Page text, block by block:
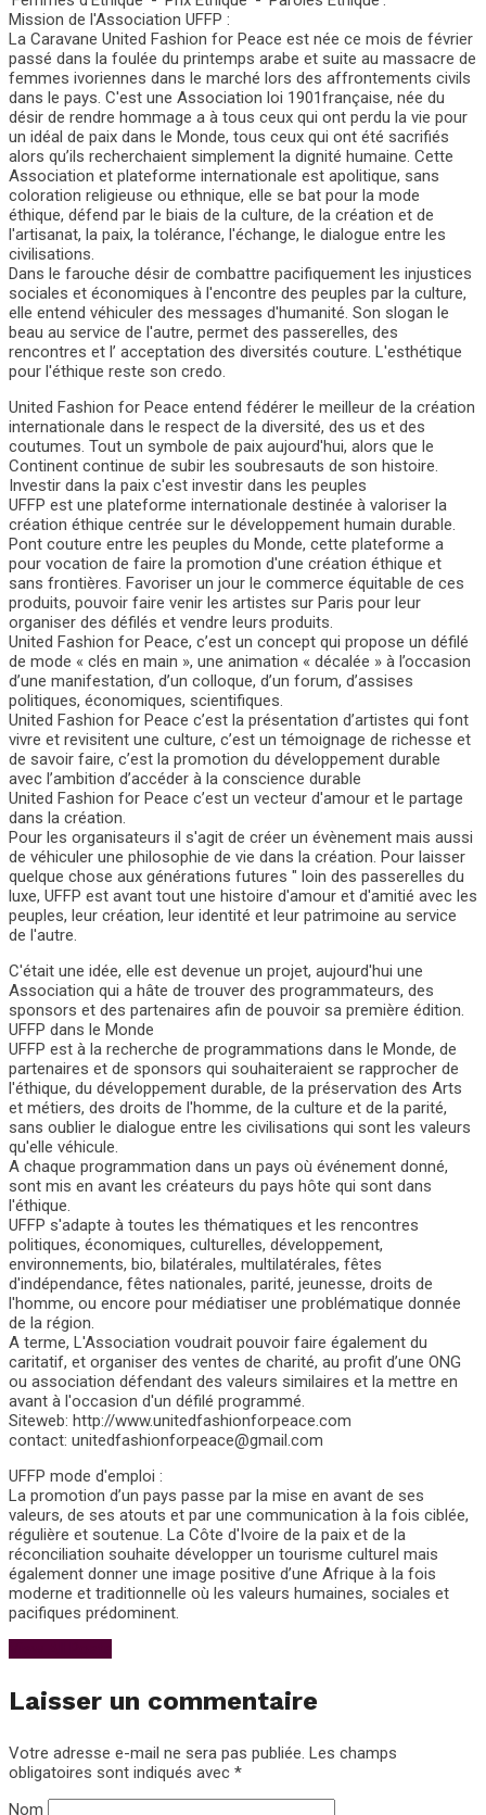
Mission de l'Association UFFP :
La Caravane United Fashion for Peace est née ce mois de février
passé dans la foulée du printemps arabe et suite au massacre de
femmes ivoriennes dans le marché lors des affrontements civils
dans le pays. C'est une Association loi 1901française, née du
désir de rendre hommage a à tous ceux qui ont perdu la vie pour
un idéal de paix dans le Monde, tous ceux qui ont été sacrifiés
alors qu’ils recherchaient simplement la dignité humaine. Cette
Association et plateforme internationale est apolitique, sans
coloration religieuse ou ethnique, elle se bat pour la mode
éthique, défend par le biais de la culture, de la création et de
l'artisanat, la paix, la tolérance, l'échange, le dialogue entre les
civilisations.
Dans le farouche désir de combattre pacifiquement les injustices
sociales et économiques à l'encontre des peuples par la culture,
elle entend véhiculer des messages d'humanité. Son slogan le
beau au service de l'autre, permet des passerelles, des
rencontres et l’ acceptation des diversités couture. L'esthétique
pour l'éthique reste son credo.
United Fashion for Peace entend fédérer le meilleur de la création
internationale dans le respect de la diversité, des us et des
coutumes. Tout un symbole de paix aujourd'hui, alors que le
Continent continue de subir les soubresauts de son histoire.
Investir dans la paix c'est investir dans les peuples
UFFP est une plateforme internationale destinée à valoriser la
création éthique centrée sur le développement humain durable.
Pont couture entre les peuples du Monde, cette plateforme a
pour vocation de faire la promotion d'une création éthique et
sans frontières. Favoriser un jour le commerce équitable de ces
produits, pouvoir faire venir les artistes sur Paris pour leur
organiser des défilés et vendre leurs produits.
United Fashion for Peace, c’est un concept qui propose un défilé
de mode « clés en main », une animation « décalée » à l’occasion
d’une manifestation, d’un colloque, d’un forum, d’assises
politiques, économiques, scientifiques.
United Fashion for Peace c’est la présentation d’artistes qui font
vivre et revisitent une culture, c’est un témoignage de richesse et
de savoir faire, c’est la promotion du développement durable
avec l’ambition d’accéder à la conscience durable
United Fashion for Peace c’est un vecteur d'amour et le partage
dans la création.
Pour les organisateurs il s'agit de créer un évènement mais aussi
de véhiculer une philosophie de vie dans la création. Pour laisser
quelque chose aux générations futures " loin des passerelles du
luxe, UFFP est avant tout une histoire d'amour et d'amitié avec les
peuples, leur création, leur identité et leur patrimoine au service
de l'autre.
C'était une idée, elle est devenue un projet, aujourd'hui une
Association qui a hâte de trouver des programmateurs, des
sponsors et des partenaires afin de pouvoir sa première édition.
UFFP dans le Monde
UFFP est à la recherche de programmations dans le Monde, de
partenaires et de sponsors qui souhaiteraient se rapprocher de
l'éthique, du développement durable, de la préservation des Arts
et métiers, des droits de l'homme, de la culture et de la parité,
sans oublier le dialogue entre les civilisations qui sont les valeurs
qu'elle véhicule.
A chaque programmation dans un pays où événement donné,
sont mis en avant les créateurs du pays hôte qui sont dans
l'éthique.
UFFP s'adapte à toutes les thématiques et les rencontres
politiques, économiques, culturelles, développement,
environnements, bio, bilatérales, multilatérales, fêtes
d'indépendance, fêtes nationales, parité, jeunesse, droits de
l'homme, ou encore pour médiatiser une problématique donnée
de la région.
A terme, L'Association voudrait pouvoir faire également du
caritatif, et organiser des ventes de charité, au profit d’une ONG
ou association défendant des valeurs similaires et la mettre en
avant à l'occasion d'un défilé programmé.
Siteweb: http://www.unitedfashionforpeace.com
contact: unitedfashionforpeace@gmail.com
UFFP mode d'emploi :
La promotion d’un pays passe par la mise en avant de ses
valeurs, de ses atouts et par une communication à la fois ciblée,
régulière et soutenue. La Côte d'Ivoire de la paix et de la
réconciliation souhaite développer un tourisme culturel mais
également donner une image positive d’une Afrique à la fois
moderne et traditionnelle où les valeurs humaines, sociales et
pacifiques prédominent.
Laisser un commentaire
Votre adresse e-mail ne sera pas publiée. Les champs
obligatoires sont indiqués avec *
Nom